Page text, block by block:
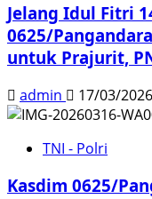
Jelang Idul Fitri
0625/
untuk Prajurit,
admin 17/03/2026
TNI - Polri
Kasdim 0625/